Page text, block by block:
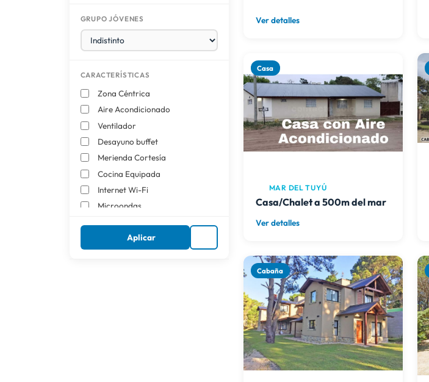
GRUPO JÓVENES
CARACTERÍSTICAS
Zona Céntrica
Aire Acondicionado
Ventilador
Desayuno buffet
Merienda Cortesía
Cocina Equipada
Internet Wi-Fi
Microondas
TV por Cable
Aplicar
Ver detalles
Casa
MAR DEL TUYÚ
Casa/Chalet a 500m del mar
Ver detalles
Cabaña